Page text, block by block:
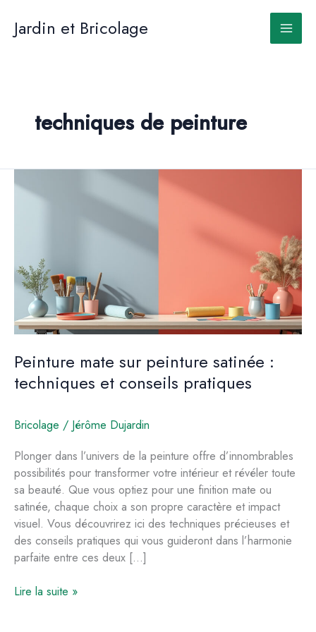
contenu
Jardin et Bricolage
techniques de peinture
Peinture mate sur peinture satinée :
techniques et conseils pratiques
Bricolage / Jérôme Dujardin
Plonger dans l’univers de la peinture offre d’innombrables
possibilités pour transformer votre intérieur et révéler toute
sa beauté. Que vous optiez pour une finition mate ou
satinée, chaque choix a son propre caractère et impact
visuel. Vous découvrirez ici des techniques précieuses et
des conseils pratiques qui vous guideront dans l’harmonie
parfaite entre ces deux […]
Peinture
Lire la suite »